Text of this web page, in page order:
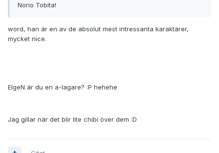
Norio Tobita!
word, han är en av de absolut mest intressanta karaktärer,
mycket nice.
ElgeN är du en a-lagare? :P hehehe
Jag gillar när det blir lite chibi över dem :D